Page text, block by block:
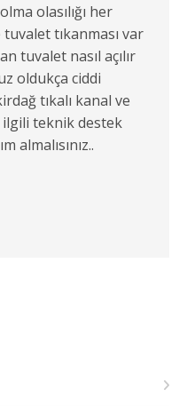
olasılığı her
tıkanması var
tuvalet nasıl açılır
oldukça ciddi
tıkalı kanal ve
ilgili teknik destek
almalısınız..